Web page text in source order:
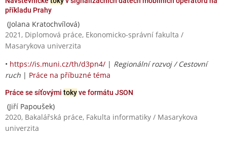
příkladu Prahy
(Jolana Kratochvílová)
2021, Diplomová práce, Ekonomicko-správní fakulta /
Masarykova univerzita
• https://is.muni.cz/th/d3pn4/ | Regionální rozvoj / Cestovní
ruch | Práce na příbuzné téma
Práce se síťovými tokyve formátu JSON
(Jiří Papoušek)
2020, Bakalářská práce, Fakulta informatiky / Masarykova
univerzita